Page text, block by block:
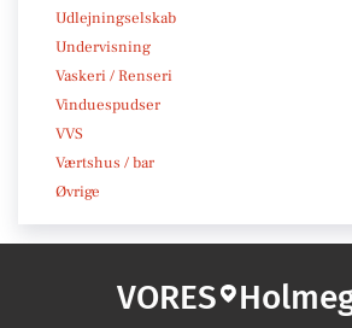
Udlejningselskab
Undervisning
Vaskeri / Renseri
Vinduespudser
VVS
Værtshus / bar
Øvrige
VORES